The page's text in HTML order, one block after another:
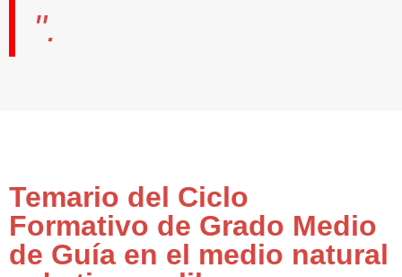
".
Temario del Ciclo
Formativo de Grado Medio
de Guía en el medio natural